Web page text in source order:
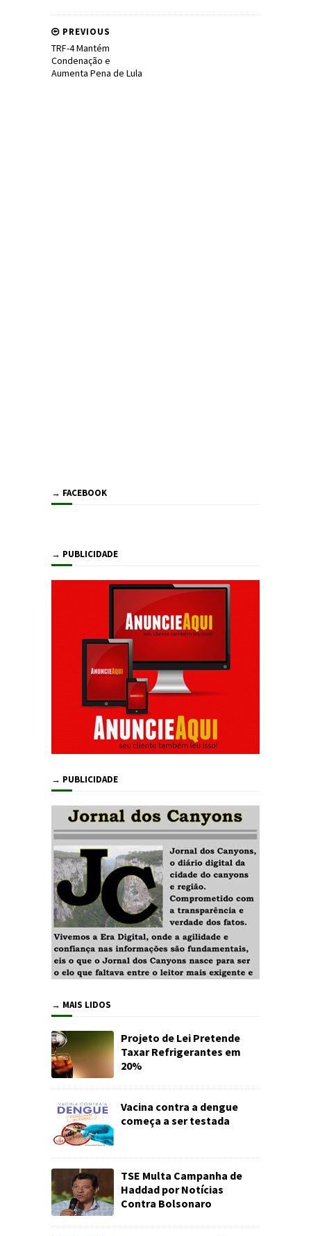
PREVIOUS
TRF-4 Mantém
Condenação e
Aumenta Pena de Lula
→ FACEBOOK
→ PUBLICIDADE
→ PUBLICIDADE
→ MAIS LIDOS
Projeto de Lei Pretende
Taxar Refrigerantes em
20%
Vacina contra a dengue
começa a ser testada
TSE Multa Campanha de
Haddad por Notícias
Contra Bolsonaro